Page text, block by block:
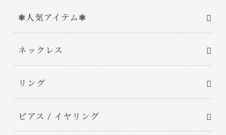
❃人気アイテム❃
ネックレス
リング
ピアス / イヤリング